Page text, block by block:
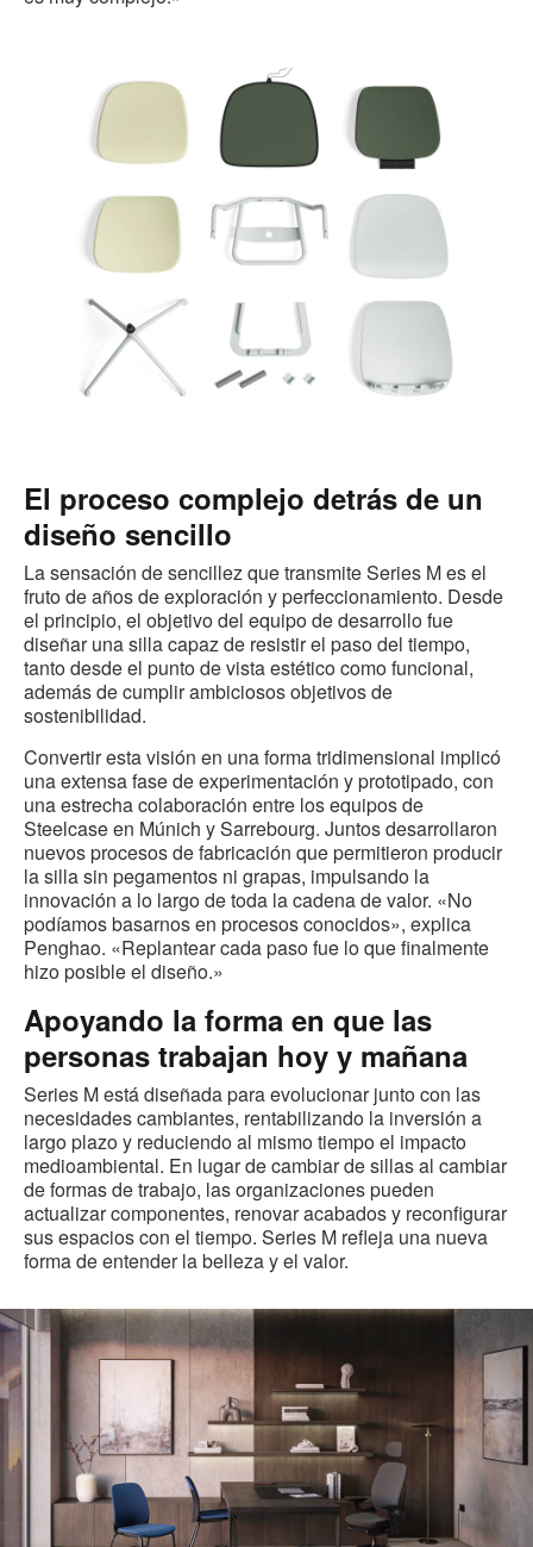
El proceso complejo detrás de un
diseño sencillo
La sensación de sencillez que transmite Series M es el
fruto de años de exploración y perfeccionamiento. Desde
el principio, el objetivo del equipo de desarrollo fue
diseñar una silla capaz de resistir el paso del tiempo,
tanto desde el punto de vista estético como funcional,
además de cumplir ambiciosos objetivos de
sostenibilidad.
Convertir esta visión en una forma tridimensional implicó
una extensa fase de experimentación y prototipado, con
una estrecha colaboración entre los equipos de
Steelcase en Múnich y Sarrebourg. Juntos desarrollaron
nuevos procesos de fabricación que permitieron producir
la silla sin pegamentos ni grapas, impulsando la
innovación a lo largo de toda la cadena de valor. «No
podíamos basarnos en procesos conocidos», explica
Penghao. «Replantear cada paso fue lo que finalmente
hizo posible el diseño.»
Apoyando la forma en que las
personas trabajan hoy y mañana
Series M está diseñada para evolucionar junto con las
necesidades cambiantes, rentabilizando la inversión a
largo plazo y reduciendo al mismo tiempo el impacto
medioambiental. En lugar de cambiar de sillas al cambiar
de formas de trabajo, las organizaciones pueden
actualizar componentes, renovar acabados y reconfigurar
sus espacios con el tiempo. Series M refleja una nueva
forma de entender la belleza y el valor.